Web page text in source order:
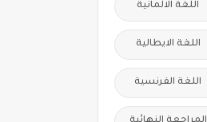
اللغة الالمانية
اللغة الايطالية
اللغة الفرنسية